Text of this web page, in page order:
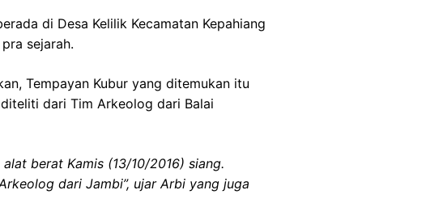
di Desa Kelilik Kecamatan Kepahiang
sejarah.
Tempayan Kubur yang ditemukan itu
dari Tim Arkeolog dari Balai
berat Kamis (13/10/2016) siang.
dari Jambi”, ujar Arbi yang juga